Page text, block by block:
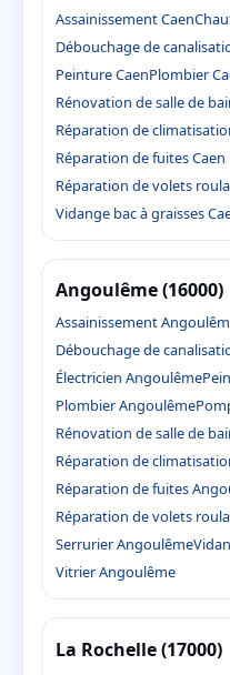
Assainissement Caen
Débouchage de
Peinture CaenPlombier
Rénovation de salle de
Réparation de
Réparation de fuites Caen
Réparation de volets
Vidange bac à graisses
Angoulême (16000)
Assainissement
Débouchage de
Électricien Angoulême
Plombier Angoulême
Rénovation de salle de
Réparation de
Réparation de fuites
Réparation de volets
Serrurier Angoulême
Vitrier Angoulême
La Rochelle (17000)